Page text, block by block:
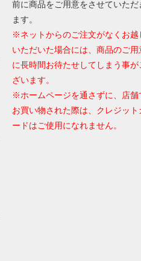
前に商品をご用意をさせていただ
ます。
※ネットからのご注文がなくお越
いただいた場合には、商品のご用
に長時間お待たせしてしまう事が
ざいます。
※ホームページを通さずに、店舗
お買い物された際は、クレジット
ードはご使用になれません。